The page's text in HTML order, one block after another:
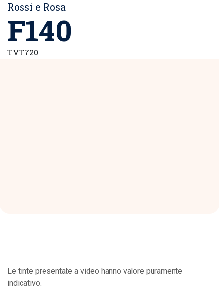
Rossi e Rosa
F140
TVT720
Le tinte presentate a video hanno valore puramente
indicativo.